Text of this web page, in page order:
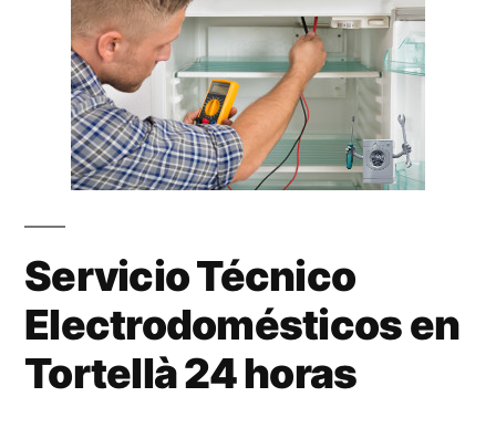
Servicio Técnico
Electrodomésticos en
Tortellà 24 horas